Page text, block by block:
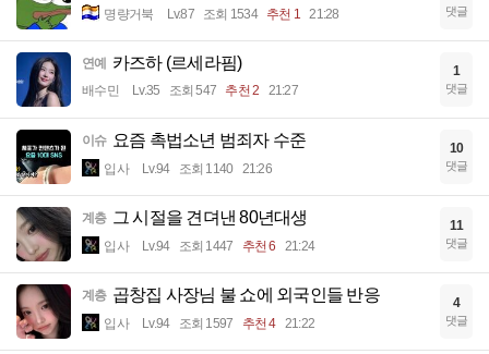
명량거북 Lv.87 조회 1534 추천 1 21:28 댓글
연예 카즈하 (르세라핌)
배수민 Lv.35 조회 547 추천 2 21:27
1
댓글
이슈 요즘 촉법소년 범죄자 수준
입사 Lv.94 조회 1140 21:26
10
댓글
계층 그 시절을 견뎌낸 80년대생
입사 Lv.94 조회 1447 추천 6 21:24
11
댓글
계층 곱창집 사장님 불 쇼에 외국인들 반응
입사 Lv.94 조회 1597 추천 4 21:22
4
댓글